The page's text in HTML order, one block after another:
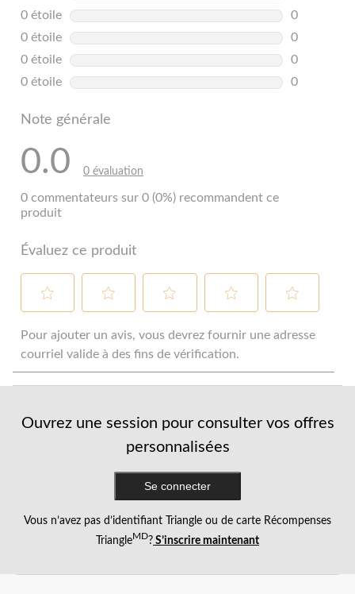
0
0 étoile étoiles
0
0
0 étoile étoiles
0
0
0 étoile étoiles
0
0
0 étoile étoiles
0
Note générale
0.0 0 évaluation
0 commentateurs sur 0 (0%) recommandent ce
produit
Évaluez ce produit
pour
évaluer
Cette
soumission.
pour
évaluer
Cette
soumission.
pour
évaluer
Cette
ouvrira
le
formulaire
de
soumission.
pour
évaluer
Cette
action
ouvrira
le
formulaire
de
soumission.
pour
Cette
soumission.
Pour ajouter un avis, vous devrez fournir une adresse
courriel valide à des fins de vérification.
Ouvrez une session pour consulter vos offres
personnalisées
Se connecter
Vous n’avez pas d’identifiant Triangle ou de carte Récompenses
TriangleMD? S’inscrire maintenant